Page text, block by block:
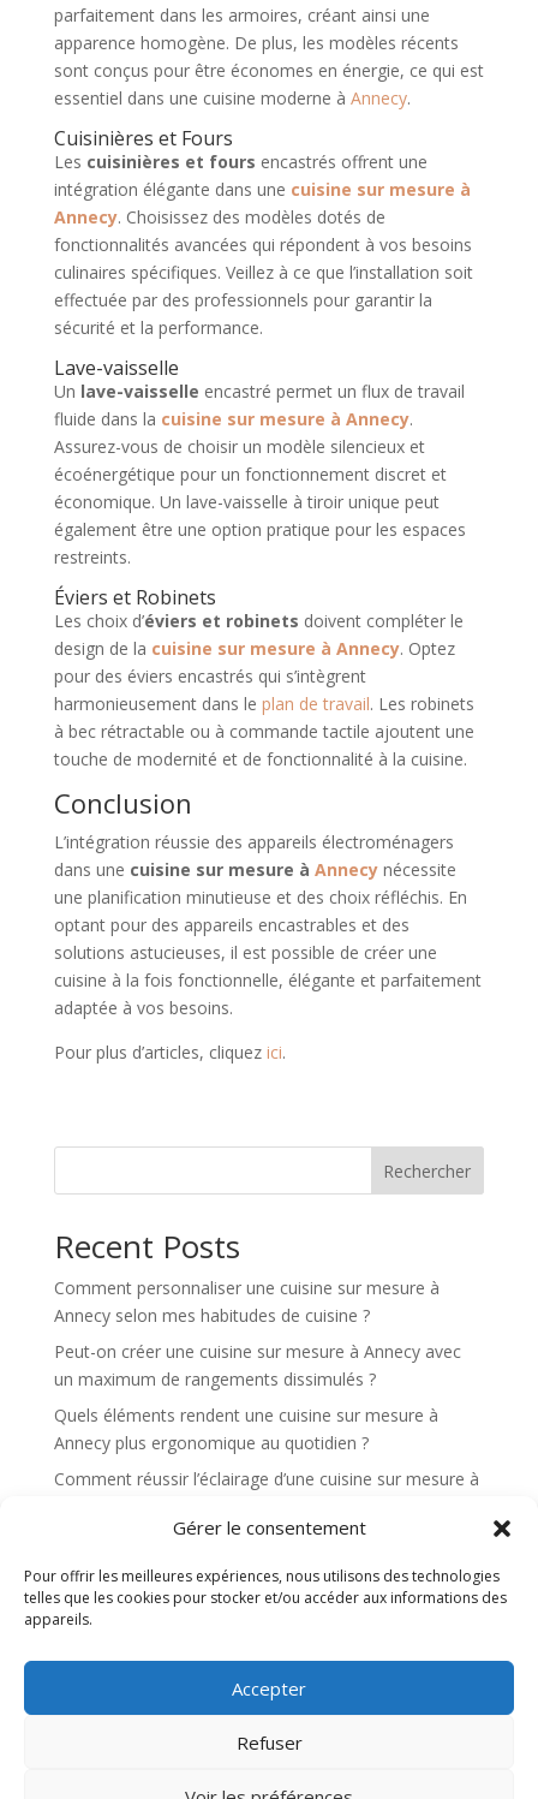
Gérer le consentement
Pour offrir les meilleures expériences, nous utilisons des technologies
telles que les cookies pour stocker et/ou accéder aux informations des
appareils.
Accepter
Refuser
parfaitement dans les armoires, créant ainsi une
apparence homogène. De plus, les modèles récents
sont conçus pour être économes en énergie, ce qui est
essentiel dans une cuisine moderne à Annecy.
Cuisinières et Fours
Les cuisinières et fours encastrés offrent une
intégration élégante dans une cuisine sur mesure à
Annecy. Choisissez des modèles dotés de
fonctionnalités avancées qui répondent à vos besoins
culinaires spécifiques. Veillez à ce que l’installation soit
effectuée par des professionnels pour garantir la
sécurité et la performance.
Lave-vaisselle
Un lave-vaisselle encastré permet un flux de travail
fluide dans la cuisine sur mesure à Annecy.
Assurez-vous de choisir un modèle silencieux et
écoénergétique pour un fonctionnement discret et
économique. Un lave-vaisselle à tiroir unique peut
également être une option pratique pour les espaces
restreints.
Éviers et Robinets
Les choix d’éviers et robinets doivent compléter le
design de la cuisine sur mesure à Annecy. Optez
pour des éviers encastrés qui s’intègrent
harmonieusement dans le plan de travail. Les robinets
à bec rétractable ou à commande tactile ajoutent une
touche de modernité et de fonctionnalité à la cuisine.
Conclusion
L’intégration réussie des appareils électroménagers
dans une cuisine sur mesure à Annecynécessite
une planification minutieuse et des choix réfléchis. En
optant pour des appareils encastrables et des
solutions astucieuses, il est possible de créer une
cuisine à la fois fonctionnelle, élégante et parfaitement
adaptée à vos besoins.
Pour plus d’articles, cliquez ici.
Rechercher
Recent Posts
Comment personnaliser une cuisine sur mesure à
Annecy selon mes habitudes de cuisine ?
Peut-on créer une cuisine sur mesure à Annecy avec
un maximum de rangements dissimulés ?
Quels éléments rendent une cuisine sur mesure à
Annecy plus ergonomique au quotidien ?
Comment réussir l’éclairage d’une cuisine sur mesure à
Quels sont les avantages d’une cuisine sur mesure à
Annecy pour une cuisine ouverte sur le salon ?
Recent Comments
Site web réalisé par l'agence de communication